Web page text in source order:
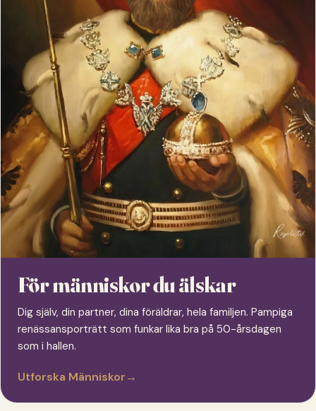
För människor du älskar
Dig själv, din partner, dina föräldrar, hela familjen. Pampiga
renässansporträtt som funkar lika bra på 50-årsdagen
som i hallen.
Utforska Människor→